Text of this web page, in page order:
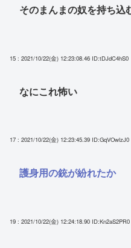
そのまんまの奴を持ち込
15 : 2021/10/22(金) 12:23:08.46 ID:tDJdC4hS0
なにこれ怖い
17 : 2021/10/22(金) 12:23:45.39 ID:GqVOwlzJ0
護身用の銃が紛れたか
19 : 2021/10/22(金) 12:24:18.90 ID:Kn2aS2PR0